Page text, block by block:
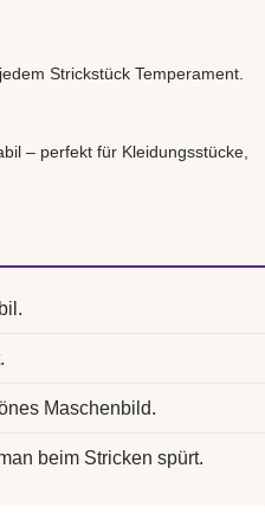
Strickstück Temperament.
– perfekt für Kleidungsstücke,
Maschenbild.
beim Stricken spürt.